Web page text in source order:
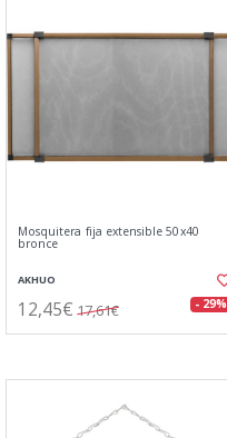
Mosquitera fija extensible 50x40
bronce
AKHUO
12,45€ 17,61€ - 29%